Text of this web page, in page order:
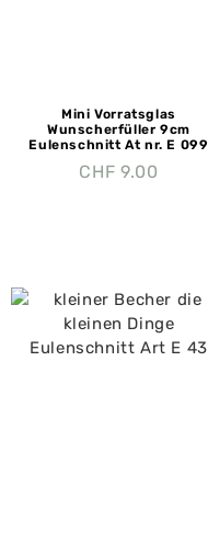
Mini Vorratsglas
Wunscherfüller 9cm
Eulenschnitt At nr. E 099
CHF 9.00